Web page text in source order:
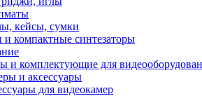
кейсы, сумки
и компактные синтезаторы
и комплектующие для
и аксессуары
для видеокамер